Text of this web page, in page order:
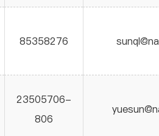
85358276
23505706-
806